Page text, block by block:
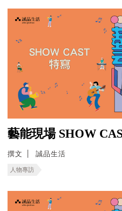
藝能現場 SHOW
撰文 誠品生活
人物專訪